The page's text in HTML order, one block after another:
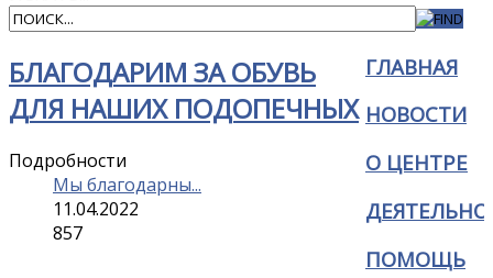
БЛАГОДАРИМ ЗА ОБУВЬ
ДЛЯ НАШИХ ПОДОПЕЧНЫХ
Подробности
Мы благодарны...
11.04.2022
857
ГЛАВНАЯ
НОВОСТИ
О ЦЕНТРЕ
ПОМОЩЬ